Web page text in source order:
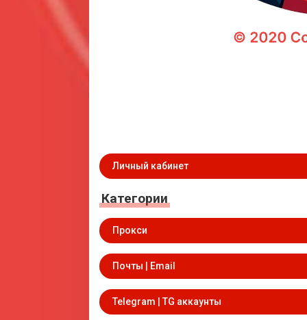
Личный кабинет
Категории
Прокси
Почты | Email
Telegram | TG аккаунты